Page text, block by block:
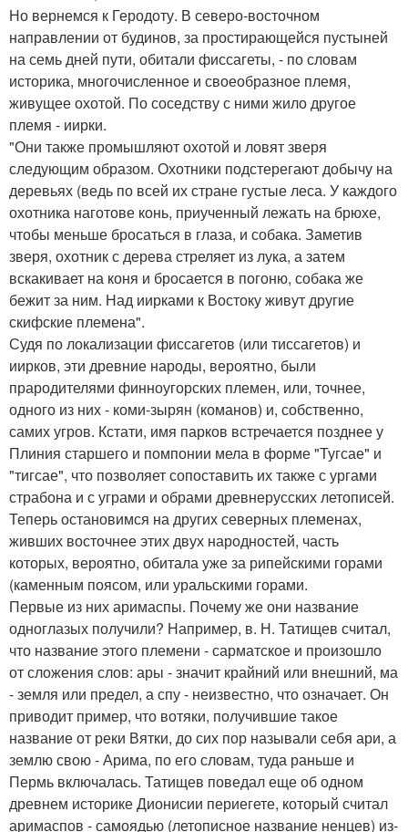
Но вернемся к Геродоту. В северо-восточном
направлении от будинов, за простирающейся пустыней
на семь дней пути, обитали фиссагеты, - по словам
историка, многочисленное и своеобразное племя,
живущее охотой. По соседству с ними жило другое
племя - иирки.
"Они также промышляют охотой и ловят зверя
следующим образом. Охотники подстерегают добычу на
деревьях (ведь по всей их стране густые леса. У каждого
охотника наготове конь, приученный лежать на брюхе,
чтобы меньше бросаться в глаза, и собака. Заметив
зверя, охотник с дерева стреляет из лука, а затем
вскакивает на коня и бросается в погоню, собака же
бежит за ним. Над иирками к Востоку живут другие
скифские племена".
Судя по локализации фиссагетов (или тиссагетов) и
иирков, эти древние народы, вероятно, были
прародителями финноугорских племен, или, точнее,
одного из них - коми-зырян (команов) и, собственно,
самих угров. Кстати, имя парков встречается позднее у
Плиния старшего и помпонии мела в форме "Тугсае" и
"тигсае", что позволяет сопоставить их также с ургами
страбона и с уграми и обрами древнерусских летописей.
Теперь остановимся на других северных племенах,
живших восточнее этих двух народностей, часть
которых, вероятно, обитала уже за рипейскими горами
(каменным поясом, или уральскими горами.
Первые из них аримаспы. Почему же они название
одноглазых получили? Например, в. Н. Татищев считал,
что название этого племени - сарматское и произошло
от сложения слов: ары - значит крайний или внешний, ма
- земля или предел, а спу - неизвестно, что означает. Он
приводит пример, что вотяки, получившие такое
название от реки Вятки, до сих пор называли себя ари, а
землю свою - Арима, по его словам, туда раньше и
Пермь включалась. Татищев поведал еще об одном
древнем историке Дионисии периегете, который считал
аримаспов - самоядью (летописное название ненцев) из-